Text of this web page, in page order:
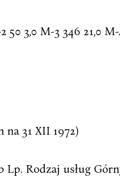
3,0 M-3 346 21,0 M-
31 XII 1972)
Rodzaj usług